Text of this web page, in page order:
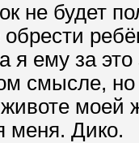
не будет
я ему за
смысле,
моей
меня. Дико.